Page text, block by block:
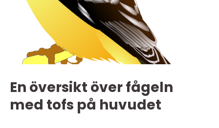
En översikt över fågeln
med tofs på huvudet